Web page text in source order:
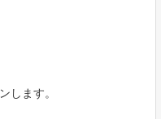
します。